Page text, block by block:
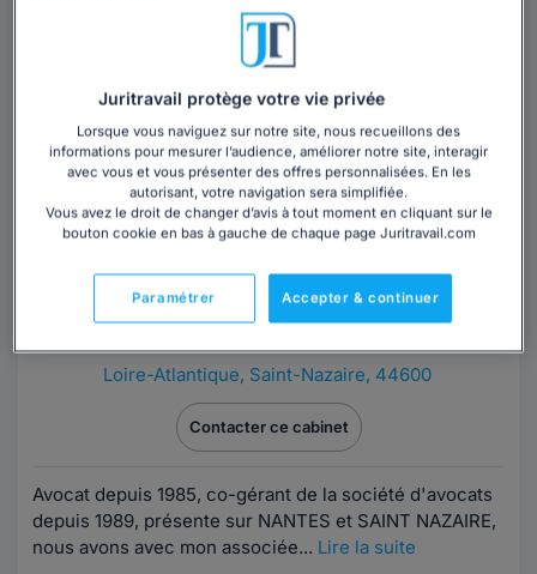
l’indemnisation des victimes, le droit de la famille et
des successions, le droit du travail, les...
Cabinet SCP CADORET-TOUSSAINT
DENIS & ASSOCIÉS
Avocat au barreau de Saint-Nazaire
Loire-Atlantique, Saint-Nazaire, 44600
Contacter ce cabinet
Avocat depuis 1985, co-gérant de la société d'avocats
depuis 1989, présente sur NANTES et SAINT NAZAIRE,
nous avons avec mon associée... Lire la suite
Juritravail protège votre vie privée
Lorsque vous naviguez sur notre site, nous recueillons des
informations pour mesurer l’audience, améliorer notre site, interagir
avec vous et vous présenter des offres personnalisées. En les
autorisant, votre navigation sera simplifiée.
Vous avez le droit de changer d’avis à tout moment en cliquant sur le
bouton cookie en bas à gauche de chaque page Juritravail.com
Accepter & continuer
Paramétrer